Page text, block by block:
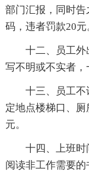
部门汇报，同时
码，违者罚款20元
十二、员工
写不明或不实者，
十三、员工
定地点楼梯口、
元。
十四、上班
阅读非工作需要的